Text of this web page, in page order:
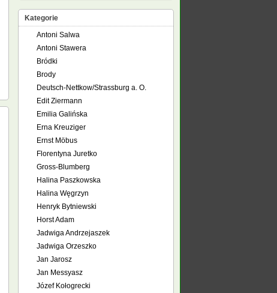
Kategorie
Antoni Salwa
Antoni Stawera
Bródki
Brody
Deutsch-Nettkow/Strassburg a. O.
Edit Ziermann
Emilia Galińska
Erna Kreuziger
Ernst Möbus
Florentyna Juretko
Gross-Blumberg
Halina Paszkowska
Halina Węgrzyn
Henryk Bytniewski
Horst Adam
Jadwiga Andrzejaszek
Jadwiga Orzeszko
Jan Jarosz
Jan Messyasz
Józef Kołogrecki